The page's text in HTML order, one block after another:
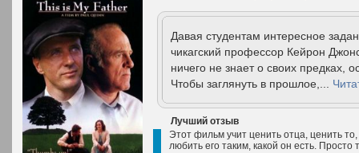
Давая студентам интересное
чикагский профессор Кейрон
ничего не знает о своих предках,
Чтобы заглянуть в прошлое,...
Лучший отзыв
Этот фильм учит ценить отца, ценить
любить его таким, какой он есть.